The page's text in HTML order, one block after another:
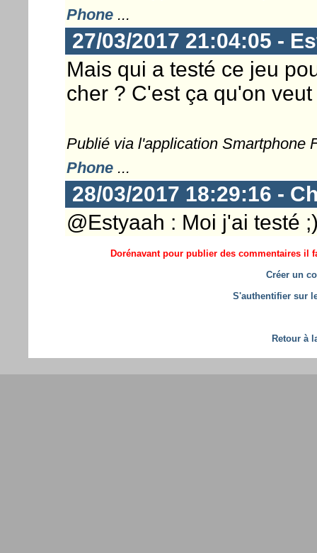
Phone...
27/03/2017 21:04:05 -
Mais qui a testé ce jeu
cher ? C'est ça qu'on
Publié via l'application Smartphone
Phone...
28/03/2017 18:29:16 -
@Estyaah : Moi j'ai testé
Dorénavant pour publier des commentaires il
Créer un
S'authentifier sur
Retour à